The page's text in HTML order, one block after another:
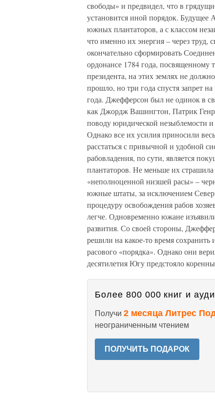
свободы» и предвидел, что в
установится иной порядок. Будущее
южных плантаторов, а с классом
что именно их энергия – через труд,
окончательно сформировать
ордонансе 1784 года,
президента, на этих землях не
прошло, но три года спустя запрет
года. Джефферсон был не одинок в
как Джордж Вашингтон, Патрик
поводу юридической незыблемости
Однако все их усилия приносили
расстаться с привычной и удобной
рабовладения, по сути, является
плантаторов. Не меньше их
«неполноценной низшей расы» –
южные штаты, за исключением
процедуру освобождения рабов
легче. Одновременно южане
развития. Со своей стороны,
решили на какое-то время сохранить
расового «порядка». Однако они
десятилетия Югу предстояло
Более 800 000 книг и
Получи 2 месяца Литрес
неограниченным чтением
ПОЛУЧИТЬ ПОДАРОК